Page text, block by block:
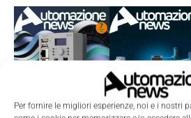
Per fornire le migliori esperienze, noi e i nostri